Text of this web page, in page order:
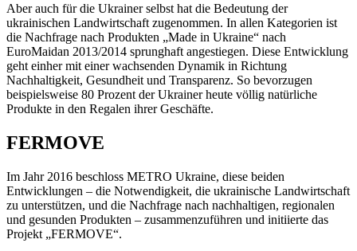
Aber auch für die Ukrainer selbst hat die Bedeutung der
ukrainischen Landwirtschaft zugenommen. In allen Kategorien ist
die Nachfrage nach Produkten „Made in Ukraine“ nach
EuroMaidan 2013/2014 sprunghaft angestiegen. Diese Entwicklung
geht einher mit einer wachsenden Dynamik in Richtung
Nachhaltigkeit, Gesundheit und Transparenz. So bevorzugen
beispielsweise 80 Prozent der Ukrainer heute völlig natürliche
Produkte in den Regalen ihrer Geschäfte.
FERMOVE
Im Jahr 2016 beschloss METRO Ukraine, diese beiden
Entwicklungen – die Notwendigkeit, die ukrainische Landwirtschaft
zu unterstützen, und die Nachfrage nach nachhaltigen, regionalen
und gesunden Produkten – zusammenzuführen und initiierte das
Projekt „FERMOVE“.